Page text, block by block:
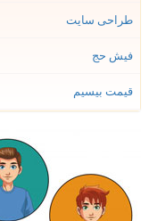
طراحی سایت
فیش حج
قیمت بیسیم